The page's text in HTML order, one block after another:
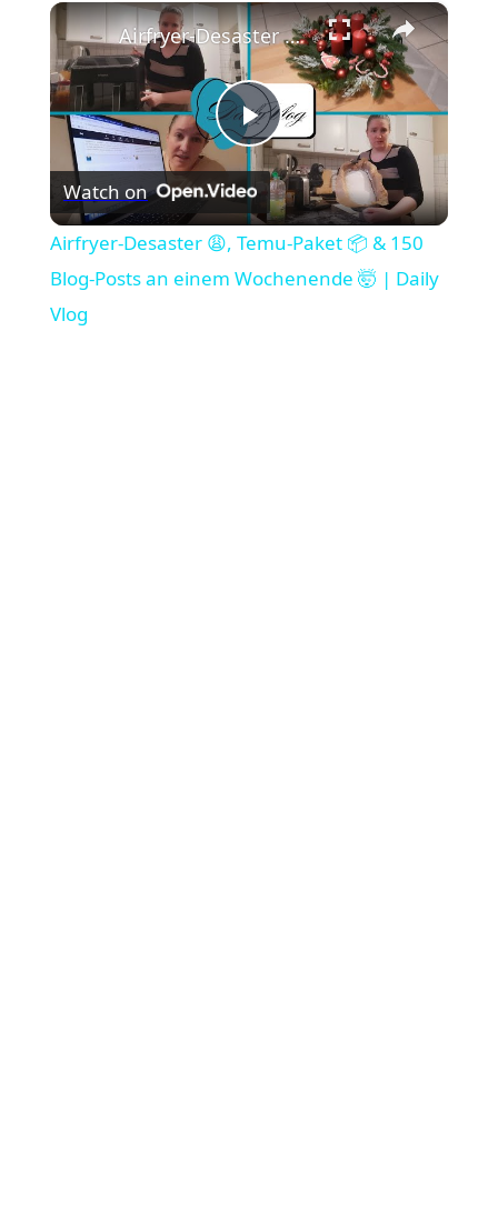
×
Play
Video
Airfryer-Desaster 😩, Temu-Paket 📦 & 150 Blog-Posts an einem Wochenende 🤯 | Daily Vlog
Watch on
Airfryer-Desaster 😩, Temu-Paket 📦 & 150
Blog-Posts an einem Wochenende 🤯 | Daily
Vlog